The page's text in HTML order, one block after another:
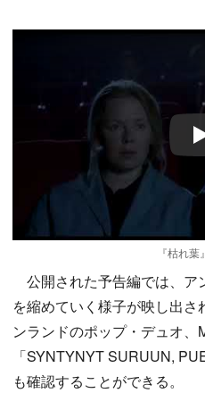
『枯れ
公開された予告編では、ア
を縮めていく様子が映し出
ンランドのポップ・デュオ、
「SYNTYNYT SURUUN,
も確認することができる。